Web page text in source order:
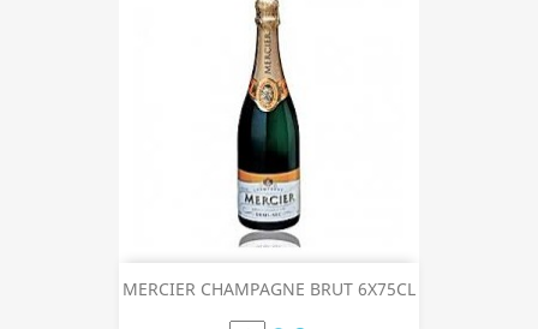
MERCIER CHAMPAGNE BRUT 6X75CL